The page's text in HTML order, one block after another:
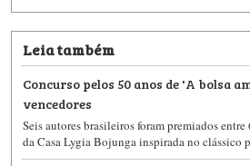
Leia também
Concurso pelos 50 anos de 'A bolsa
vencedores
Seis autores brasileiros foram premiados
da Casa Lygia Bojunga inspirada no clássico